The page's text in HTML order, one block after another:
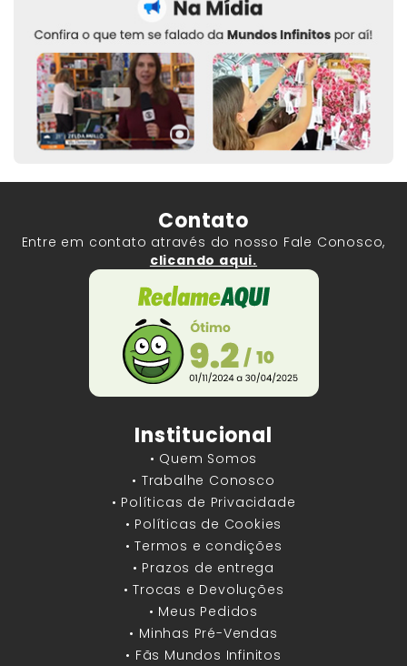
Contato
Entre em contato através do nosso Fale Conosco,
clicando aqui.
Institucional
• Quem Somos
• Trabalhe Conosco
• Políticas de Privacidade
• Políticas de Cookies
• Termos e condições
• Prazos de entrega
• Trocas e Devoluções
• Meus Pedidos
• Minhas Pré-Vendas
• Fãs Mundos Infinitos